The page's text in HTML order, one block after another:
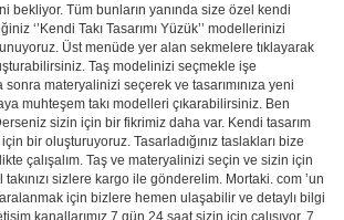
bekliyor. Tüm bunların yanında size özel kendi
‘’Kendi Takı Tasarımı Yüzük’’ modellerinizi
Üst menüde yer alan sekmelere tıklayarak
Taş modelinizi seçmekle işe
materyalinizi seçerek ve tasarımınıza yeni
muhteşem takı modelleri çıkarabilirsiniz. Ben
sizin için bir fikrimiz daha var. Kendi tasarım
bir oluşturuyoruz. Tasarladığınız taslakları bize
çalışalım. Taş ve materyalinizi seçin ve sizin için
takınızı sizlere kargo ile gönderelim. Mortaki. com ’un
için bizlere hemen ulaşabilir ve detaylı bilgi
kanallarımız 7 gün 24 saat sizin için çalışıyor. 7